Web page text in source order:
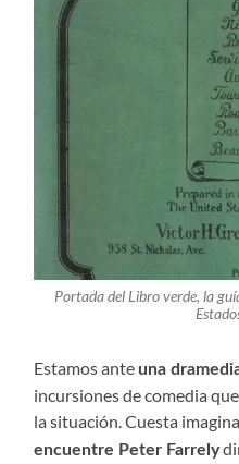
Portada del Libro verde, la
Estamos ante una
incursiones de comedia
la situación. Cuesta
encuentre Peter Farrely